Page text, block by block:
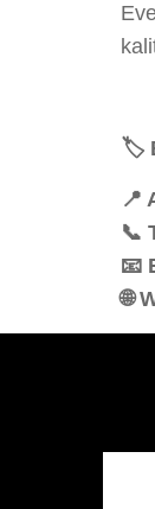
🏷️
📍
📞
📧
🌐